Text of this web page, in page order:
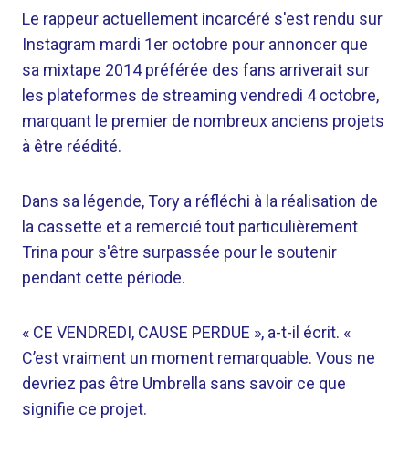
Le rappeur actuellement incarcéré s'est rendu sur
Instagram mardi 1er octobre pour annoncer que
sa mixtape 2014 préférée des fans arriverait sur
les plateformes de streaming vendredi 4 octobre,
marquant le premier de nombreux anciens projets
à être réédité.
Dans sa légende, Tory a réfléchi à la réalisation de
la cassette et a remercié tout particulièrement
Trina pour s'être surpassée pour le soutenir
pendant cette période.
« CE VENDREDI, CAUSE PERDUE », a-t-il écrit. «
C’est vraiment un moment remarquable. Vous ne
devriez pas être Umbrella sans savoir ce que
signifie ce projet.